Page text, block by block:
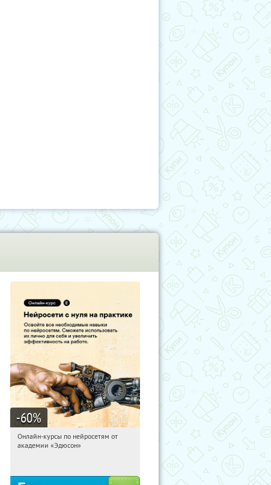
-60%
18:19:00 Получили:
Онлайн-курсы по нейросетям от
академии «Эдюсон»